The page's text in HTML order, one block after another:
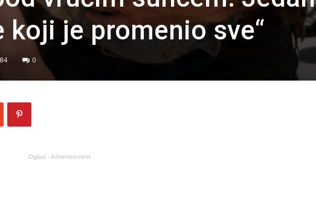
je promenio sve“
0
Oglasi - Advertisement